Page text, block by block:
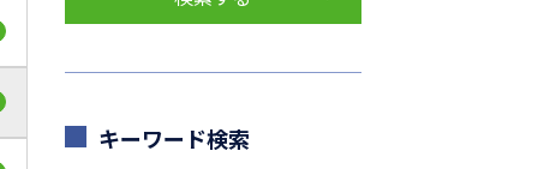
キーワード検索